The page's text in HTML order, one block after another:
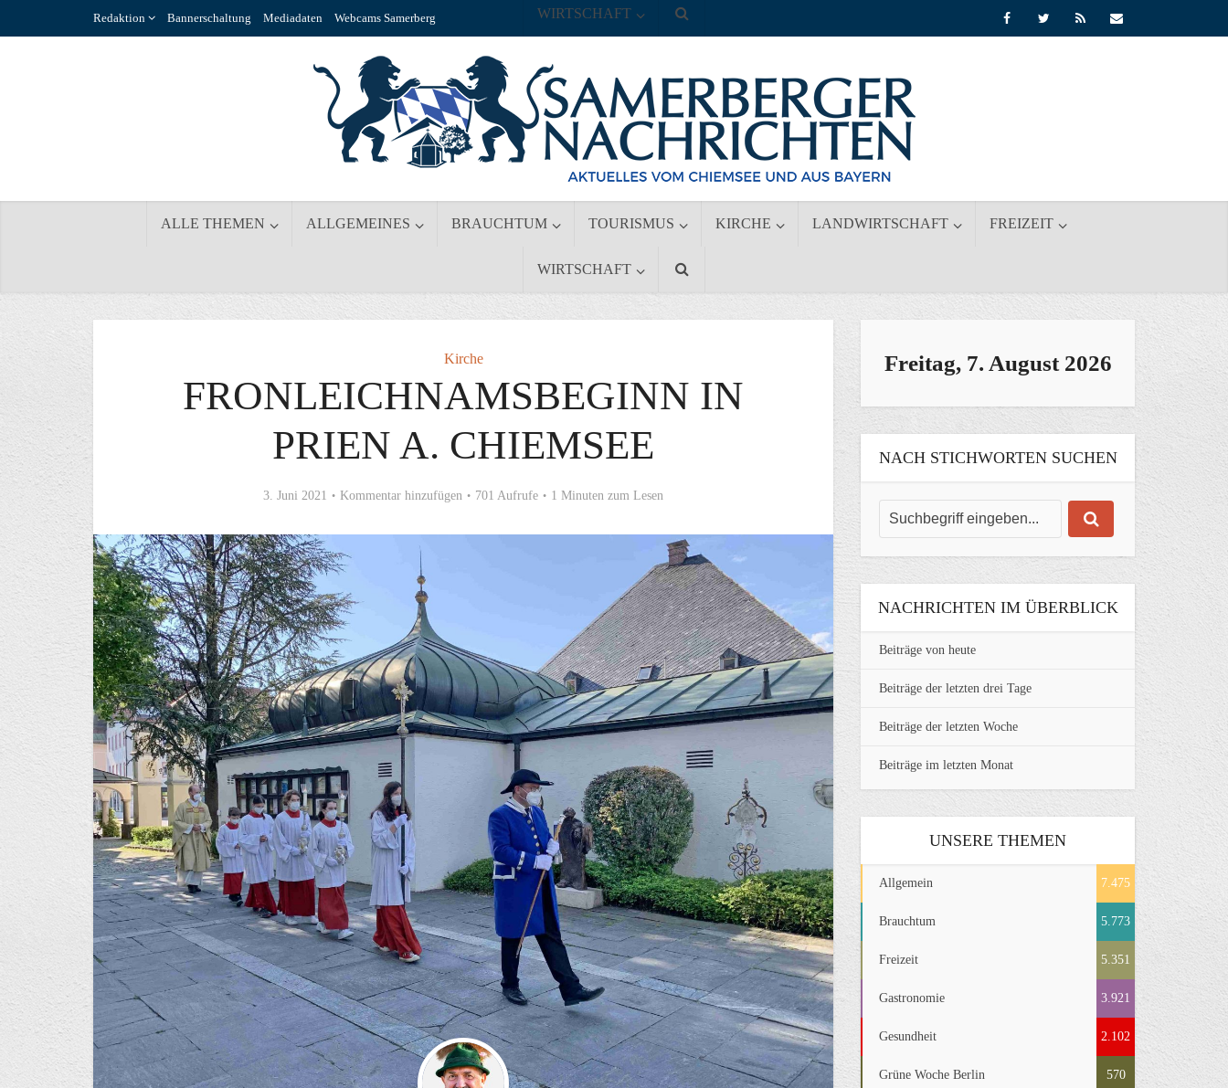
Redaktion Bannerschaltung Mediadaten Webcams Samerberg
ALLE THEMEN ALLGEMEINES BRAUCHTUM TOURISMUS KIRCHE LANDWIRTSCHAFT FREIZEIT
WIRTSCHAFT
WIRTSCHAFT
Kirche
FRONLEICHNAMSBEGINN IN
PRIEN A. CHIEMSEE
3. Juni 2021 Kommentar hinzufügen 701 Aufrufe 1 Minuten zum Lesen
Freitag, 7. August 2026
NACH STICHWORTEN SUCHEN
NACHRICHTEN IM ÜBERBLICK
Beiträge von heute
Beiträge der letzten drei Tage
Beiträge der letzten Woche
Beiträge im letzten Monat
UNSERE THEMEN
Allgemein 7.475
Brauchtum 5.773
Freizeit 5.351
Gastronomie 3.921
Gesundheit 2.102
Grüne Woche Berlin 570